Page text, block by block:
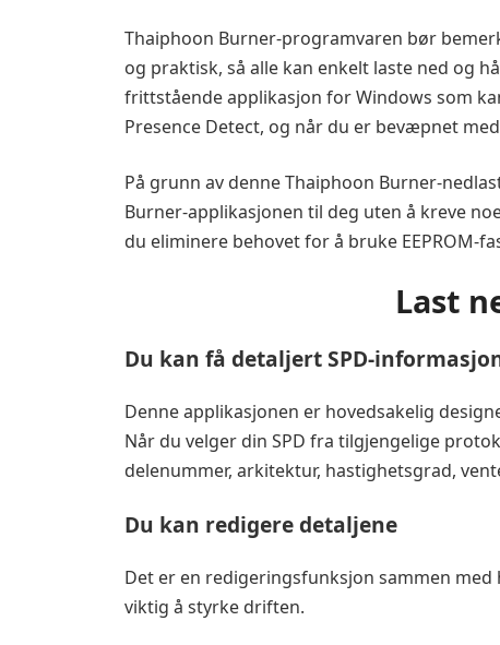
Thaiphoon Burner-programvaren bør
og praktisk, så alle kan enkelt laste ned og
frittstående applikasjon for Windows som
Presence Detect, og når du er bevæpnet
På grunn av denne Thaiphoon Burner-
Burner-applikasjonen til deg uten å kreve
du eliminere behovet for å bruke EEPROM-
Last
Du kan få detaljert SPD-
Denne applikasjonen er hovedsakelig
Når du velger din SPD fra tilgjengelige
delenummer, arkitektur, hastighetsgrad,
Du kan redigere detaljene
Det er en redigeringsfunksjon sammen
viktig å styrke driften.